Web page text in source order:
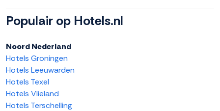
Populair op Hotels.nl
Noord Nederland
Hotels Groningen
Hotels Leeuwarden
Hotels Texel
Hotels Vlieland
Hotels Terschelling